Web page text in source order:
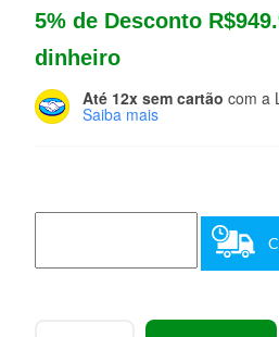
5% de Desconto R$
dinheiro
Até 12x sem cartão com a
Saiba mais